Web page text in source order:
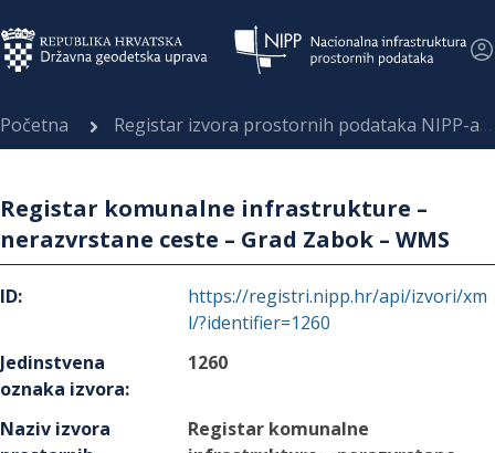
Početna Registar izvora prostornih podataka NIPP-a
Registar komunalne infrastrukture –
nerazvrstane ceste – Grad Zabok – WMS
ID:
https://registri.nipp.hr/api/izvori/xm
l/?identifier=1260
Jedinstvena
oznaka izvora:
1260
Naziv izvora
Registar komunalne